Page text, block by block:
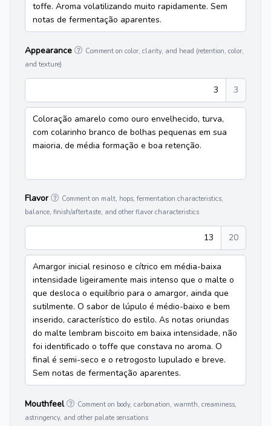
toffe. Aroma volatilizando muito rapidamente. Sem
notas de fermentação aparentes.
Appearance
Comment on color, clarity, and head (retention, color,
and texture)
3 3
Coloração amarelo como ouro envelhecido, turva,
com colarinho branco de bolhas pequenas em sua
maioria, de média formação e boa retenção.
Flavor
Comment on malt, hops, fermentation characteristics,
balance, finish/aftertaste, and other flavor characteristics
13 20
Amargor inicial resinoso e cítrico em média-baixa
intensidade ligeiramente mais intenso que o malte o
que desloca o equilíbrio para o amargor, ainda que
sutilmente. O sabor de lúpulo é médio-baixo e bem
inserido, característico do estilo. As notas oriundas
do malte lembram biscoito em baixa intensidade, não
foi identificado o toffe que constava no aroma. O
final é semi-seco e o retrogosto lupulado e breve.
Sem notas de fermentação aparentes.
Mouthfeel
Comment on body, carbonation, warmth, creaminess,
astringency, and other palate sensations